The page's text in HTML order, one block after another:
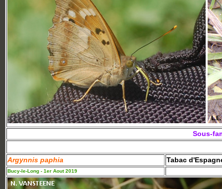
Sous-
Argynnis paphia Tabac
Bucy-le-Long - 1er Aout 2019